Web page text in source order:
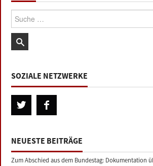
Suche:
SOZIALE NETZWERKE
NEUESTE BEITRÄGE
Zum Abschied aus dem Bundestag: Dokumentation